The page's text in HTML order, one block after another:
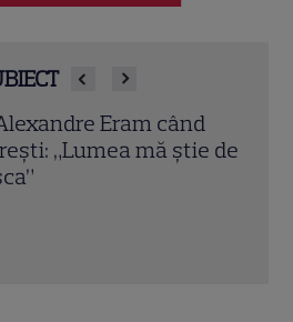
Dorian Popa după
și-a schimbat complet